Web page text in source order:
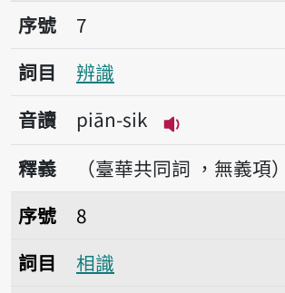
序號7辨識
序號
7
詞目
辨識
音讀
piān-sik
播放音讀
釋義
（臺華共同詞 ，無義項）
序號8相識
序號
8
詞目
相識